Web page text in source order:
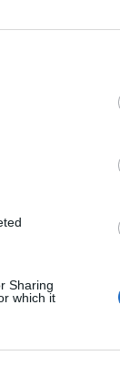
Sharing
which it